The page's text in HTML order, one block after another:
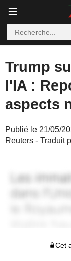
Trump
l'IA :
aspects
Publié le 21/05/
Reuters - Traduit
Cet